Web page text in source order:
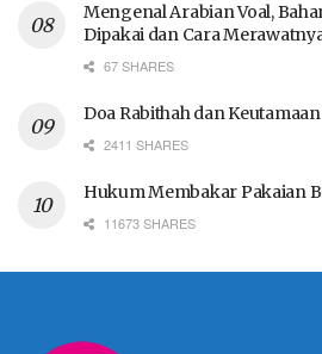
Mengenal Arabian Voal,
Dipakai dan Cara
67 SHARES
Doa Rabithah dan
2411 SHARES
Hukum Membakar Pakaian
11673 SHARES